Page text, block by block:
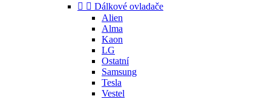
  Dálkové ovladače
Alien
Alma
Kaon
LG
Ostatní
Samsung
Tesla
Vestel